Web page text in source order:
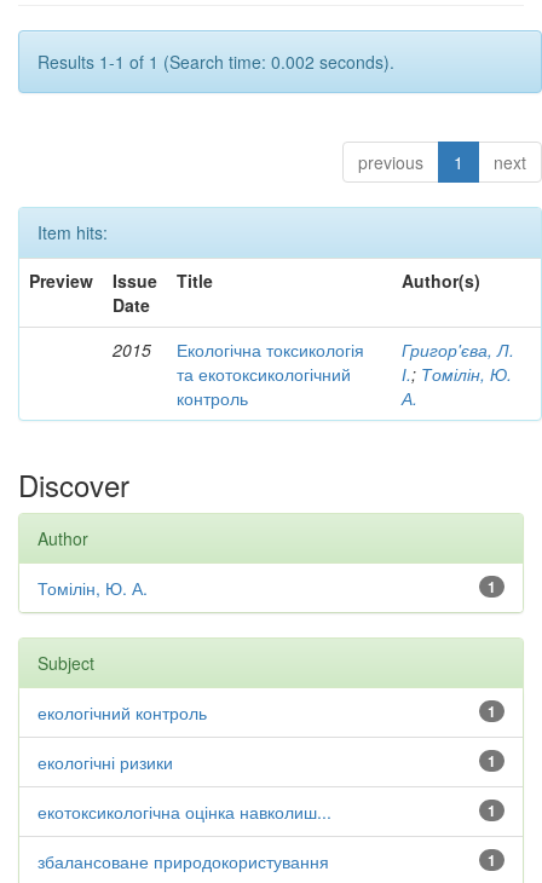
Results 1-1 of 1 (Search time: 0.002 seconds).
previous 1 next
Item hits:
Preview
Issue
Date
Title Author(s)
2015
Екологічна токсикологія
та екотоксикологічний
контроль
Григор'єва, Л.
І.; Томілін, Ю.
А.
Discover
Author
1
Томілін, Ю. А.
Subject
1
екологічний контроль
1
екологічні ризики
1
екотоксикологічна оцінка навколиш...
1
збалансоване природокористування